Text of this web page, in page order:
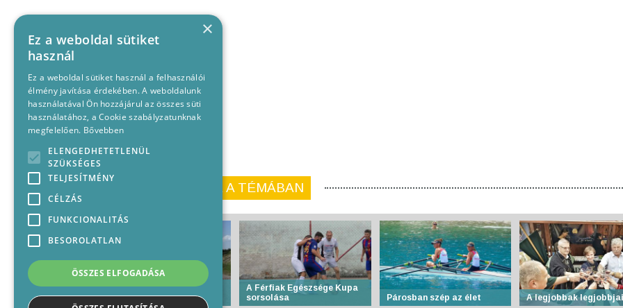
KORÁBBI CIKKEINK A TÉMÁBAN
Zajlik a bácsalmási
határátkelő felújítása
A Férfiak Egészsége Kupa
sorsolása
Párosban szép az élet A legjobbak
×
Ez a weboldal sütiket
használ
Ez a weboldal sütiket használ a felhasználói
élmény javítása érdekében. A weboldalunk
használatával Ön hozzájárul az összes süti
használatához, a Cookie szabályzatunknak
megfelelően. Bővebben
ELENGEDHETETLENÜL
SZÜKSÉGES
TELJESÍTMÉNY
CÉLZÁS
FUNKCIONALITÁS
BESOROLATLAN
ÖSSZES ELFOGADÁSA